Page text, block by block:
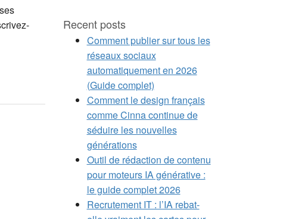
Recent posts
Comment publier sur tous les
réseaux sociaux
automatiquement en 2026
(Guide complet)
Comment le design français
comme Cinna continue de
séduire les nouvelles
générations
Outil de rédaction de contenu
pour moteurs IA générative :
le guide complet 2026
Recrutement IT : l’IA rebat-